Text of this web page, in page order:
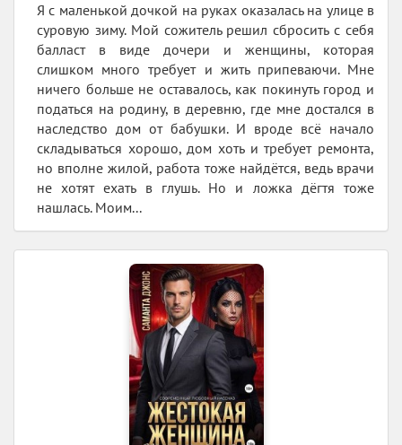
Я с маленькой дочкой на руках оказалась на улице в
суровую зиму. Мой сожитель решил сбросить с себя
балласт в виде дочери и женщины, которая
слишком много требует и жить припеваючи. Мне
ничего больше не оставалось, как покинуть город и
податься на родину, в деревню, где мне достался в
наследство дом от бабушки. И вроде всё начало
складываться хорошо, дом хоть и требует ремонта,
но вполне жилой, работа тоже найдётся, ведь врачи
не хотят ехать в глушь. Но и ложка дёгтя тоже
нашлась. Моим...